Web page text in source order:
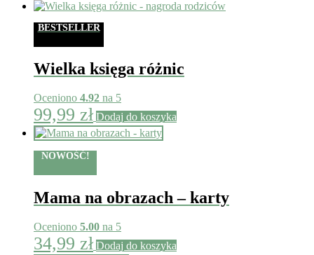
BESTSELLER
Wielka księga różnic
Oceniono 4.92 na 5
99,99 zł Dodaj do koszyka
NOWOŚĆ!
Mama na obrazach – karty
Oceniono 5.00 na 5
34,99 zł Dodaj do koszyka